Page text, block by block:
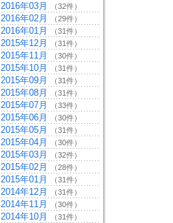
2016年03月 （32件）
2016年02月 （29件）
2016年01月 （31件）
2015年12月 （31件）
2015年11月 （30件）
2015年10月 （31件）
2015年09月 （31件）
2015年08月 （31件）
2015年07月 （33件）
2015年06月 （30件）
2015年05月 （31件）
2015年04月 （30件）
2015年03月 （32件）
2015年02月 （28件）
2015年01月 （31件）
2014年12月 （31件）
2014年11月 （30件）
2014年10月 （31件）